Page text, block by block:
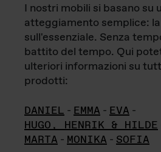
I nostri mobili si basano su
atteggiamento semplice:
sull'essenziale. Senza
battito del tempo. Qui
ulteriori informazioni su
prodotti:
DANIEL - EMMA - EVA -
HUGO, HENRIK & HILDE
MARTA - MONIKA - SOFIA